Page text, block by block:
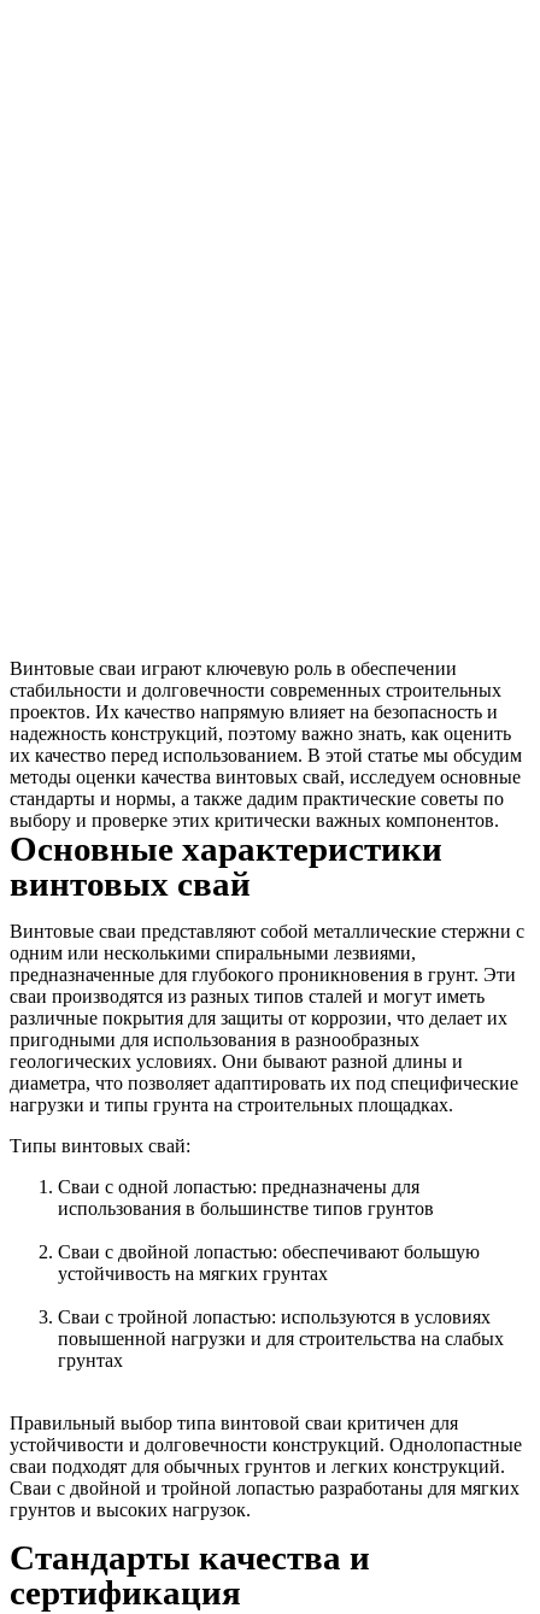
Винтовые сваи играют ключевую роль в обеспечении
стабильности и долговечности современных строительных
проектов. Их качество напрямую влияет на безопасность и
надежность конструкций, поэтому важно знать, как оценить
их качество перед использованием. В этой статье мы обсудим
методы оценки качества винтовых свай, исследуем основные
стандарты и нормы, а также дадим практические советы по
выбору и проверке этих критически важных компонентов.
Основные характеристики
винтовых свай
Винтовые сваи представляют собой металлические стержни с
одним или несколькими спиральными лезвиями,
предназначенные для глубокого проникновения в грунт. Эти
сваи производятся из разных типов сталей и могут иметь
различные покрытия для защиты от коррозии, что делает их
пригодными для использования в разнообразных
геологических условиях. Они бывают разной длины и
диаметра, что позволяет адаптировать их под специфические
нагрузки и типы грунта на строительных площадках.
Типы винтовых свай:
Сваи с одной лопастью: предназначены для
использования в большинстве типов грунтов
Сваи с двойной лопастью: обеспечивают большую
устойчивость на мягких грунтах
Сваи с тройной лопастью: используются в условиях
повышенной нагрузки и для строительства на слабых
грунтах
Правильный выбор типа винтовой сваи критичен для
устойчивости и долговечности конструкций. Однолопастные
сваи подходят для обычных грунтов и легких конструкций.
Сваи с двойной и тройной лопастью разработаны для мягких
грунтов и высоких нагрузок.
Стандарты качества и
сертификация